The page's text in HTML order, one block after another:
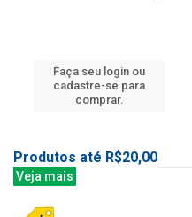
Faça seu login ou
cadastre-se para
comprar.
Produtos até R$20,00
Veja mais